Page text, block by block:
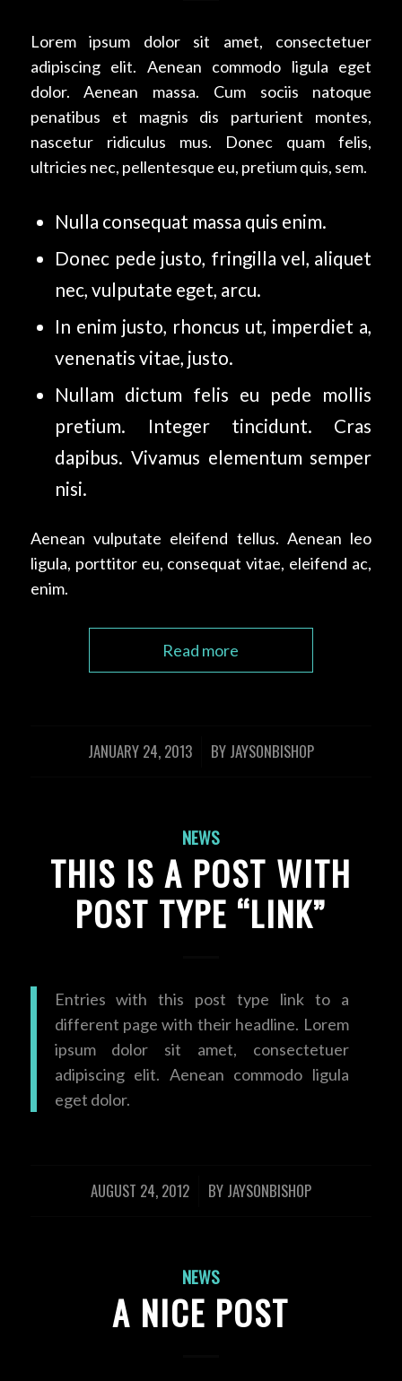
Lorem ipsum dolor sit amet, consectetuer
adipiscing elit. Aenean commodo ligula eget
dolor. Aenean massa. Cum sociis natoque
penatibus et magnis dis parturient montes,
nascetur ridiculus mus. Donec quam felis,
ultricies nec, pellentesque eu, pretium quis, sem.
Nulla consequat massa quis enim.
Donec pede justo, fringilla vel, aliquet
nec, vulputate eget, arcu.
In enim justo, rhoncus ut, imperdiet a,
venenatis vitae, justo.
Nullam dictum felis eu pede mollis
pretium. Integer tincidunt. Cras
dapibus. Vivamus elementum semper
nisi.
Aenean vulputate eleifend tellus. Aenean leo
ligula, porttitor eu, consequat vitae, eleifend ac,
enim.
Read more
JANUARY 24, 2013
/ BY JAYSONBISHOP
NEWS
THIS IS A POST WITH
POST TYPE “LINK”
Entries with this post type link to a
different page with their headline. Lorem
ipsum dolor sit amet, consectetuer
adipiscing elit. Aenean commodo ligula
eget dolor.
AUGUST 24, 2012
/ BY JAYSONBISHOP
NEWS
A NICE POST